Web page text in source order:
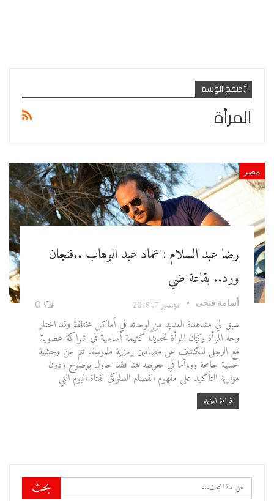
تصفح الوسم
المرأة
مصر
رضا عبد السلام : عماد عبد الوهاب ..فنجان
ورد.. بقاعة ضي
أسامة فتحى ديسمبر 7, 2018 0
سبق لي مشاهدة العديد من لوحاته في أماكن مختلفة وقد اختار
وجه المرأة وكيان المرأة تحديدًا كتيمة أساسية في شراكة عضوية
مع الرجل للكشف عن مضامين رمزية ملموسة، تنم عن وحشية
حسية جامحة وو،أما في معرضه هنا فقد حاول بوضوح ودون
مواربة التأكيد على مفهوم الفصام السلوكى لفتاة اليوم التي
قراءة المزيد